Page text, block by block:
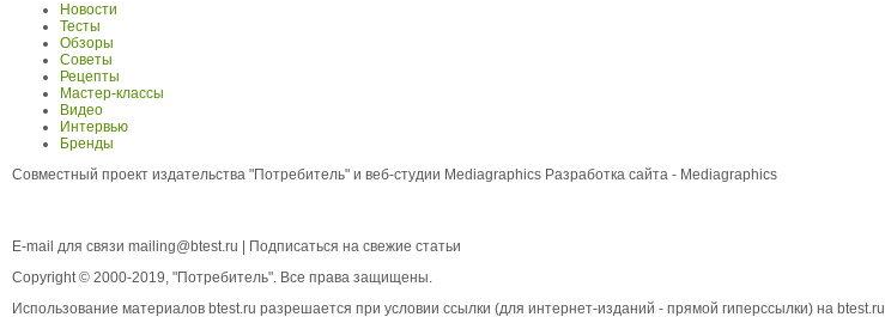
Новости
Тесты
Обзоры
Советы
Рецепты
Мастер-классы
Видео
Интервью
Бренды
Совместный проект издательства "Потребитель" и веб-студии Mediagraphics Разработка сайта - Mediagraphics
E-mail для связи mailing@btest.ru
Подписаться на свежие статьи
Copyright © 2000-2019, "Потребитель". Все права защищены.
Использование материалов btest.ru разрешается при условии ссылки (для интернет-изданий - прямой гиперссылки) на btest.ru